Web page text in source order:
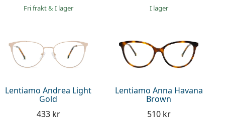
Fri frakt& I lager I lager
Lentiamo Andrea Light
Gold
433 kr
Lentiamo Anna Havana
Brown
510 kr